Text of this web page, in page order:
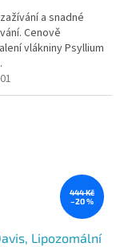
a snadné
Cenově
vlákniny Psyllium
444 Kč
–20 %
Lipozomální